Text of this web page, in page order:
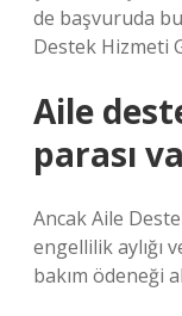
de başvuruda
Destek Hizmeti
Aile
parası
Ancak Aile
engellilik aylığı
bakım ödeneği